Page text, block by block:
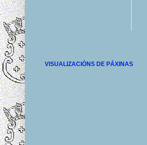
VISUALIZACIÓNS DE PÁXINAS